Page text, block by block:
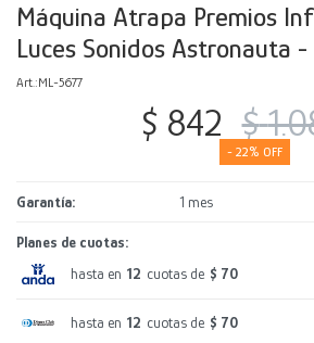
Máquina Atrapa Premios
Luces Sonidos Astronauta -
ML-5677
$ 842 $
22
Garantía 1 mes
Planes de cuotas:
hasta en 12 cuotas de $ 70
hasta en 12 cuotas de $ 70